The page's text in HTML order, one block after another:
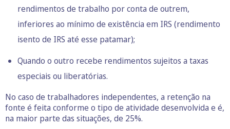
rendimentos de trabalho por conta de outrem,
inferiores ao mínimo de existência em IRS (rendimento
isento de IRS até esse patamar);
Quando o outro recebe rendimentos sujeitos a taxas
especiais ou liberatórias.
No caso de trabalhadores independentes, a retenção na
fonte é feita conforme o tipo de atividade desenvolvida e é,
na maior parte das situações, de 25%.